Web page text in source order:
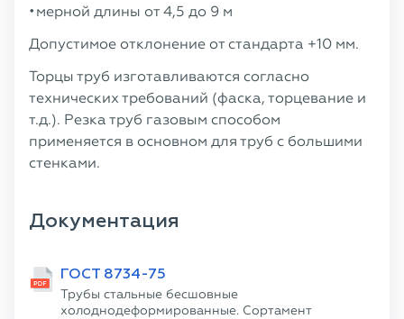
мерной длины от 4,5 до 9 м
Допустимое отклонение от стандарта +10 мм.
Торцы труб изготавливаются согласно
технических требований (фаска, торцевание и
т.д.). Резка труб газовым способом
применяется в основном для труб с большими
стенками.
Документация
ГОСТ 8734-75
Трубы стальные бесшовные
холоднодеформированные. Сортамент